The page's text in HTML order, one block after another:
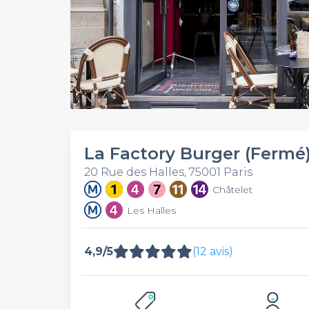
La Factory Burger
20 Rue des Halles, 75001 Paris
Châtelet
Les Halles
4,9/5 (12 avis)